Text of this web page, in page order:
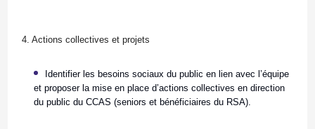
4. Actions collectives et projets
Identifier les besoins sociaux du public en lien avec l’équipe
et proposer la mise en place d’actions collectives en direction
du public du CCAS (seniors et bénéficiaires du RSA).